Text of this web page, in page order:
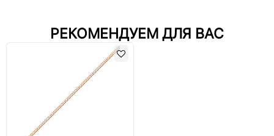
РЕКОМЕНДУЕМ ДЛЯ ВАС